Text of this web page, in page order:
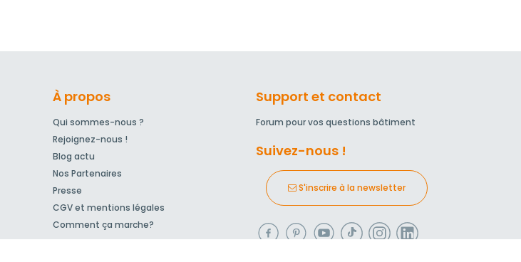
À propos
Qui sommes-nous ?
Rejoignez-nous !
Blog actu
Nos Partenaires
Presse
CGV et mentions légales
Comment ça marche?
Support et contact
Forum pour vos questions bâtiment
Suivez-nous !
S'inscrire à la newsletter